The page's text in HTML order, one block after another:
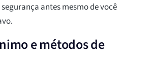
antes mesmo de você
e métodos de